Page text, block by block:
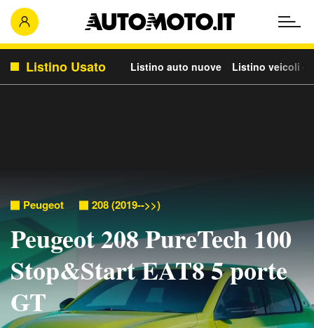
Listino Usato Listino auto nuove Listino veicoli
Peugeot 208 (2019-->>)
Peugeot 208 PureTech 100
Stop&Start EAT8 5 porte
GT